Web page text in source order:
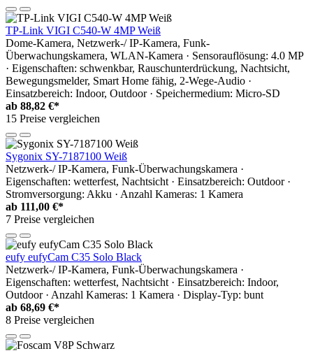
TP-Link VIGI C540-W 4MP Weiß
Dome-Kamera, Netzwerk-/ IP-Kamera, Funk-
Überwachungskamera, WLAN-Kamera · Sensorauflösung: 4.0 MP
· Eigenschaften: schwenkbar, Rauschunterdrückung, Nachtsicht,
Bewegungsmelder, Smart Home fähig, 2-Wege-Audio ·
Einsatzbereich: Indoor, Outdoor · Speichermedium: Micro-SD
ab 88,82 €*
15 Preise vergleichen
Sygonix SY-7187100 Weiß
Netzwerk-/ IP-Kamera, Funk-Überwachungskamera ·
Eigenschaften: wetterfest, Nachtsicht · Einsatzbereich: Outdoor ·
Stromversorgung: Akku · Anzahl Kameras: 1 Kamera
ab 111,00 €*
7 Preise vergleichen
eufy eufyCam C35 Solo Black
Netzwerk-/ IP-Kamera, Funk-Überwachungskamera ·
Eigenschaften: wetterfest, Nachtsicht · Einsatzbereich: Indoor,
Outdoor · Anzahl Kameras: 1 Kamera · Display-Typ: bunt
ab 68,69 €*
8 Preise vergleichen